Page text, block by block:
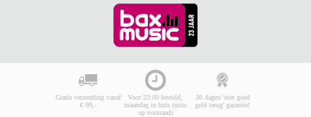
Gratis verzending vanaf
€ 99,-
Voor 23:00 besteld,
maandag in huis (mits
op voorraad)
30 dagen 'niet goed
geld terug' garantie!